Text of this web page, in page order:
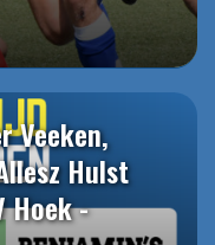
Veeken,
Hulst
Hoek -